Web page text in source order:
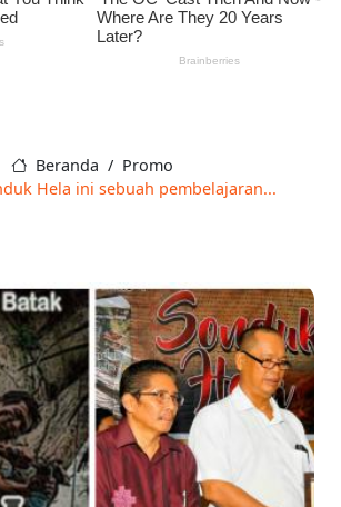
Beranda
Promo
Hela ini sebu­ah pembelajaran...